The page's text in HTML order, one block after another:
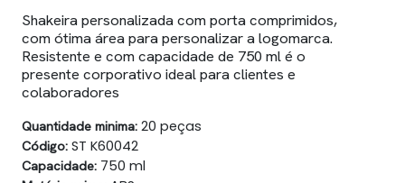
Shakeira personalizada com porta comprimidos,
com ótima área para personalizar a logomarca.
Resistente e com capacidade de 750 ml é o
presente corporativo ideal para clientes e
colaboradores
Quantidade minima: 20 peças
Código: ST K60042
Capacidade: 750 ml